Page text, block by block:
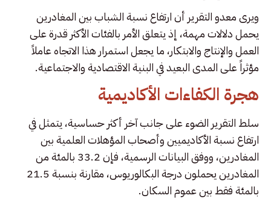
ويرى معدو التقرير أن ارتفاع نسبة الشباب بين المغادرين
يحمل دلالات مهمة، إذ يتعلق الأمر بالفئات الأكثر قدرة على
العمل والإنتاج والابتكار، ما يجعل استمرار هذا الاتجاه عاملاً
مؤثراً على المدى البعيد في البنية الاقتصادية والاجتماعية.
هجرة الكفاءات الأكاديمية
سلط التقرير الضوء على جانب آخر أكثر حساسية، يتمثل في
ارتفاع نسبة الأكاديميين وأصحاب المؤهلات العلمية بين
المغادرين، ووفق البيانات الرسمية، فإن 33.2 بالمئة من
المغادرين يحملون درجة البكالوريوس، مقارنة بنسبة 21.5
بالمئة فقط بين عموم السكان.